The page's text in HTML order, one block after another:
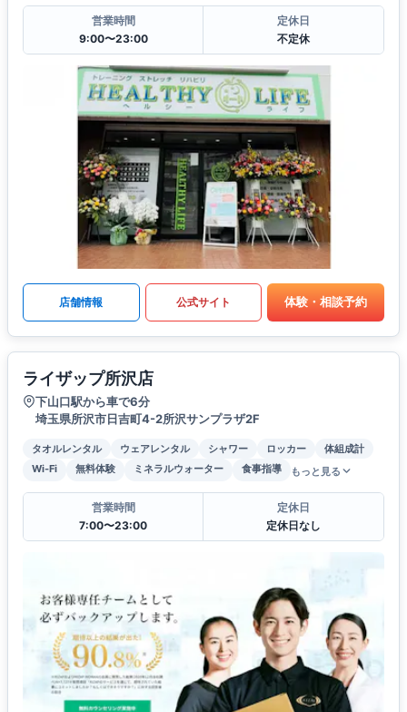
営業時間
9:00〜23:00
定休日
不定休
店舗情報 公式サイト 体験・相談予約
ライザップ所沢店
下山口駅から車で6分
埼玉県所沢市日吉町4-2所沢サンプラザ2F
タオルレンタル ウェアレンタル シャワー ロッカー
体組成計
Wi-Fi
無料体験 ミネラルウォーター 食事指導 もっと見る
営業時間
7:00〜23:00
定休日
定休日なし